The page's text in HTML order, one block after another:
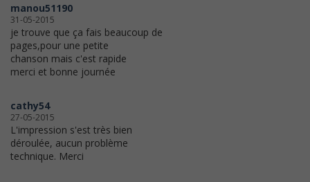
manou51190
31-05-2015
je trouve que ça fais beaucoup de
pages,pour une petite
chanson mais c'est rapide
merci et bonne journée
cathy54
27-05-2015
L'impression s'est très bien
déroulée, aucun problème
technique. Merci